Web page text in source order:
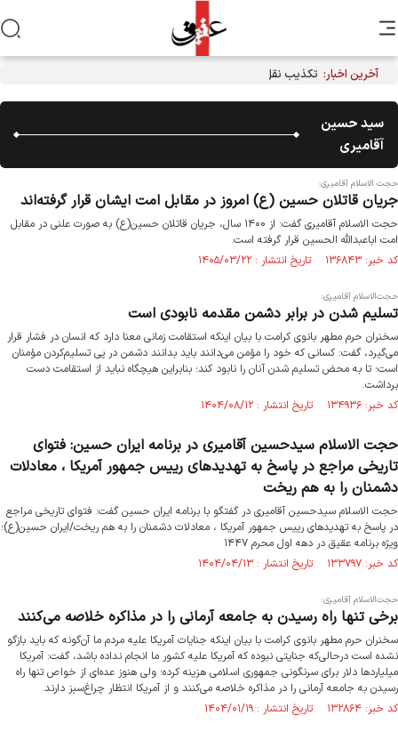
آخرین اخبار: تکذیب نقل قول منتسب به رهبر انقلاب از سوی دفتر معظم‌له
سید حسین
آقامیری
حجت الاسلام آقامیری:
جریان قاتلان حسین (ع) امروز در مقابل امت ایشان قرار گرفته‌اند
حجت الاسلام آقامیری گفت: از ۱۴۰۰ سال، جریان قاتلان حسین(ع) به صورت علنی در مقابل
امت اباعبدالله الحسین قرار گرفته است.
کد خبر: ۱۳۶۸۴۳ تاریخ انتشار : ۱۴۰۵/۰۳/۲۲
حجت‌الاسلام آقامیری:
تسلیم شدن در برابر دشمن مقدمه نابودی است
سخنران حرم مطهر بانوی کرامت با بیان اینکه استقامت زمانی معنا دارد که انسان در فشار قرار
می‌گیرد، گفت: کسانی که خود را مؤمن می‌دانند باید بدانند دشمن در پی تسلیم‌کردن مؤمنان
است؛ تا به محض تسلیم شدن آنان را نابود کند؛ بنابراین هیچگاه نباید از استقامت دست
برداشت.
کد خبر: ۱۳۴۹۳۶ تاریخ انتشار : ۱۴۰۴/۰۸/۱۲
حجت الاسلام سیدحسین آقامیری در برنامه ایران حسین: فتوای
تاریخی مراجع در پاسخ به تهدیدهای رییس جمهور آمریکا ، معادلات
دشمنان را به هم ریخت
حجت الاسلام سیدحسین آقامیری در گفتگو با برنامه ایران حسین گفت: فتوای تاریخی مراجع
در پاسخ به تهدیدهای رییس جمهور آمریکا ، معادلات دشمنان را به هم ریخت/ایران حسین(ع)؛
ویژه برنامه عقیق در دهه اول محرم ۱۴۴۷
کد خبر: ۱۳۳۷۹۷ تاریخ انتشار : ۱۴۰۴/۰۴/۱۳
حجت‌الاسلام‌ آقامیری:
برخی تنها راه رسیدن به جامعه آرمانی را در مذاکره خلاصه می‌کنند
سخنران حرم مطهر بانوی کرامت با بیان اینکه جنایات آمریکا علیه مردم ما آن‌گونه که باید بازگو
نشده است درحالی‌که جنایتی نبوده که آمریکا علیه کشور ما انجام نداده باشد، گفت: آمریکا
میلیاردها دلار برای سرنگونی جمهوری اسلامی هزینه کرده؛ ولی هنوز عده‌ای از خواص تنها راه
رسیدن به جامعه آرمانی را در مذاکره خلاصه می‌کنند و از آمریکا انتظار چراغ‌سبز دارند.
کد خبر: ۱۳۲۸۶۴ تاریخ انتشار : ۱۴۰۴/۰۱/۱۹